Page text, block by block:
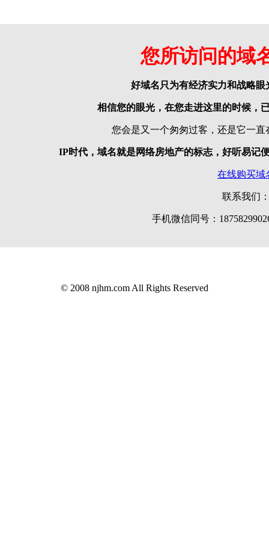
您所访问的域
好域名只为有经济实力和战略
相信您的眼光，在您走进这里的时候，
您会是又一个匆匆过客，还是它一
IP时代，域名就是网络房地产的标志，好听易记
在线购买域
联系我们
手机微信同号：
© 2008 njhm.com All Rights Reserved